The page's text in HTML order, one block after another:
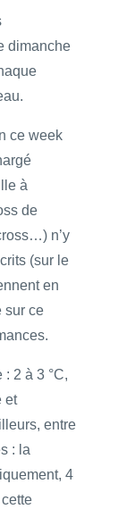
dimanche
ce week
à
de
n’y
(sur le
en
sur ce
2 à 3 °C,
et
entre
: la
4